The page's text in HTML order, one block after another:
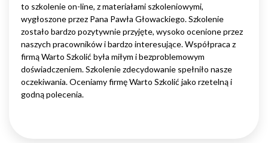
to szkolenie on-line, z materiałami szkoleniowymi,
wygłoszone przez Pana Pawła Głowackiego. Szkolenie
zostało bardzo pozytywnie przyjęte, wysoko ocenione przez
naszych pracowników i bardzo interesujące. Współpraca z
firmą Warto Szkolić była miłym i bezproblemowym
doświadczeniem. Szkolenie zdecydowanie spełniło nasze
oczekiwania. Oceniamy firmę Warto Szkolić jako rzetelną i
godną polecenia.